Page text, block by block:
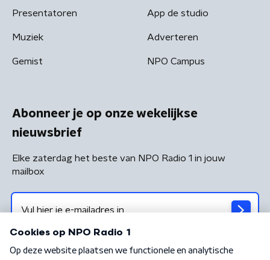
Presentatoren
Muziek
Gemist
App de studio
Adverteren
NPO Campus
Abonneer je op onze wekelijkse
nieuwsbrief
Elke zaterdag het beste van NPO Radio 1 in jouw
mailbox